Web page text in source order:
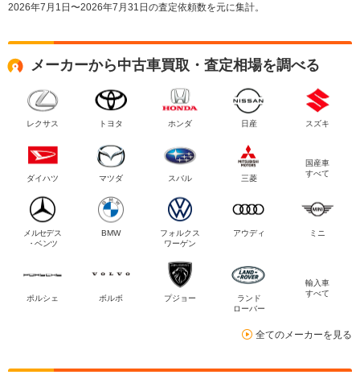
2026年7月1日〜2026年7月31日の査定依頼数を元に集計。
メーカーから中古車買取・査定相場を調べる
レクサス トヨタ ホンダ 日産 スズキ
ダイハツ マツダ スバル 三菱
国産車
すべて
メルセデス
・ベンツ
BMW
フォルクス
ワーゲン
アウディ ミニ
ポルシェ ボルボ プジョー
ランド
ローバー
輸入車
すべて
全てのメーカーを見る